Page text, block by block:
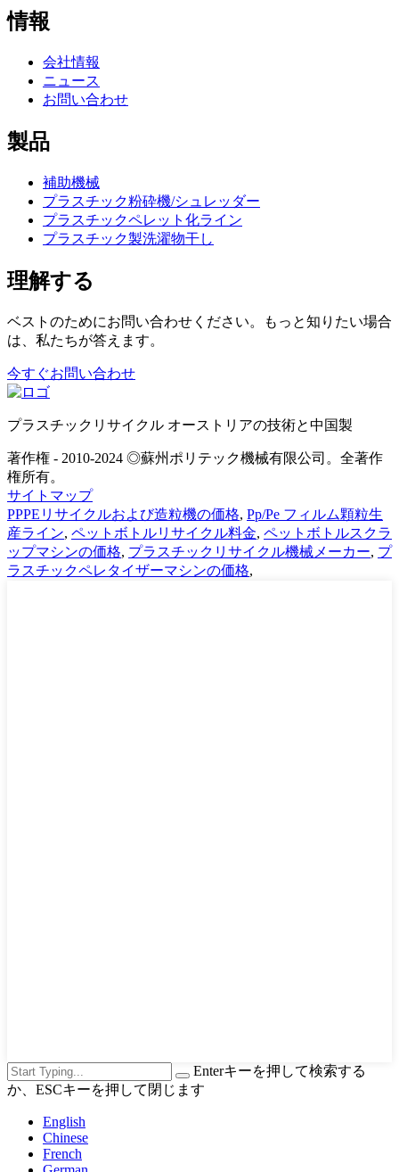
情報
会社情報
ニュース
お問い合わせ
製品
補助機械
プラスチック粉砕機/シュレッダー
プラスチックペレット化ライン
プラスチック製洗濯物干し
理解する
ベストのためにお問い合わせください。もっと知りたい場合
は、私たちが答えます。
今すぐお問い合わせ
プラスチックリサイクル オーストリアの技術と中国製
著作権 - 2010-2024 ◎蘇州ポリテック機械有限公司。全著作
権所有。
サイトマップ
PPPEリサイクルおよび造粒機の価格, Pp/Pe フィルム顆粒生
産ライン, ペットボトルリサイクル料金, ペットボトルスクラ
ップマシンの価格, プラスチックリサイクル機械メーカー, プ
ラスチックペレタイザーマシンの価格,
Enterキーを押して検索する
か、ESCキーを押して閉じます
English
Chinese
French